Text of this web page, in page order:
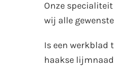
Onze
wij alle
Is een werkblad
haakse